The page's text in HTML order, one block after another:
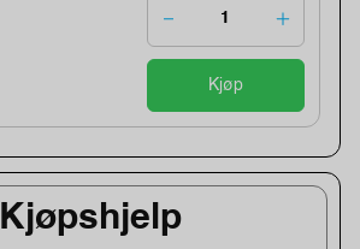
Kjøpshjelp
Kjøp